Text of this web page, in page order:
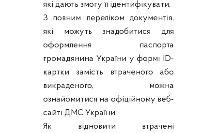
які дають змогу її ідентифікувати.
З повним переліком документів,
які можуть знадобитися для
оформлення паспорта
громадянина України у формі ID-
картки замість втраченого або
викраденого, можна
ознайомитися на офіційному веб-
сайті ДМС України.
Як відновити втрачені